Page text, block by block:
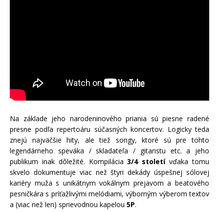
Na základe jeho narodeninového priania sú piesne radené
presne podľa repertoáru súčasných koncertov. Logicky teda
znejú najväčšie hity, ale tiež songy, ktoré sú pre tohto
legendárneho speváka / skladateľa / gitaristu etc. a jeho
publikum inak dôležité. Kompilácia3/4 stoletívďaka tomu
skvelo dokumentuje viac než štyri dekády úspešnej sólovej
kariéry muža s unikátnym vokálnym prejavom a beatového
pesničkára s príťažlivými melódiami, výborným výberom textov
a (viac než len) sprievodnou kapelou 5P.